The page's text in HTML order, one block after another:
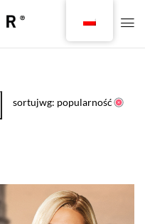
sortujwg: popularność